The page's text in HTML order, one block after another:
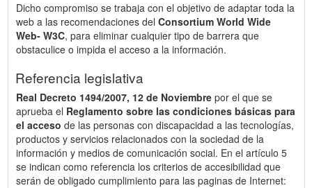
Dicho compromiso se trabaja con el objetivo de adaptar toda la
web a las recomendaciones del Consortium World Wide
Web- W3C, para eliminar cualquier tipo de barrera que
obstaculice o impida el acceso a la información.
Referencia legislativa
Real Decreto 1494/2007, 12 de Noviembre por el que se
aprueba el Reglamento sobre las condiciones básicas para
el acceso de las personas con discapacidad a las tecnologías,
productos y servicios relacionados con la sociedad de la
información y medios de comunicación social. En el artículo 5
se indican como referencia los criterios de accesibilidad que
serán de obligado cumplimiento para las paginas de Internet: